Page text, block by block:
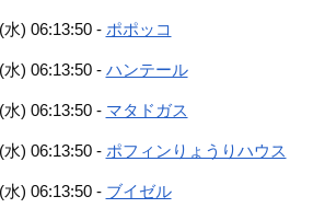
) 06:13:50 - ポポッコ
) 06:13:50 - ハンテール
) 06:13:50 - マタドガス
) 06:13:50 - ポフィンりょうりハウス
) 06:13:50 - ブイゼル